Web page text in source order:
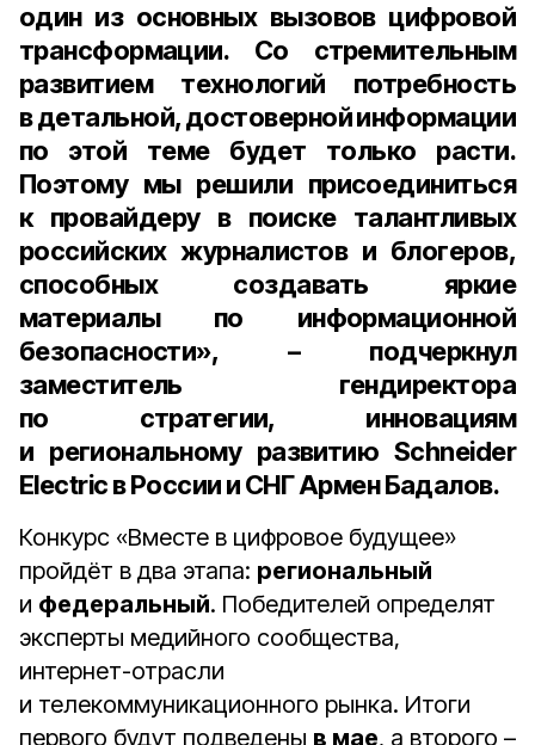
один из основных вызовов цифровой
трансформации. Со стремительным
развитием технологий потребность
в детальной, достоверной информации
по этой теме будет только расти.
Поэтому мы решили присоединиться
к провайдеру в поиске талантливых
российских журналистов и блогеров,
способных создавать яркие
материалы по информационной
безопасности», – подчеркнул
заместитель гендиректора
по стратегии, инновациям
и региональному развитию Schneider
Electric в России и СНГ Армен Бадалов.
Конкурс «Вместе в цифровое будущее»
пройдёт в два этапа: региональный
и федеральный. Победителей определят
эксперты медийного сообщества,
интернет-отрасли
и телекоммуникационного рынка. Итоги
первого будут подведены в мае, а второго –